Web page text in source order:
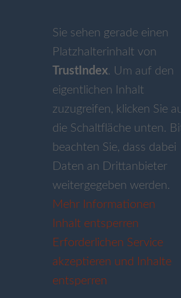
Sie sehen gerade einen
Platzhalterinhalt von
TrustIndex. Um auf den
eigentlichen Inhalt
zuzugreifen, klicken Sie
die Schaltfläche unten.
beachten Sie, dass dabei
Daten an Drittanbieter
weitergegeben werden.
Mehr Informationen
Inhalt entsperren
Erforderlichen Service
akzeptieren und Inhalte
entsperren